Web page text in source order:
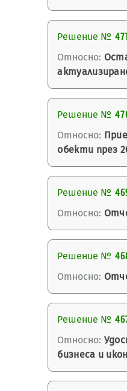
Решение №
Относно:
Решение №
Относно:
обекти през
Решение №
Относно:
Решение №
Относно:
Решение №
Относно:
бизнеса и